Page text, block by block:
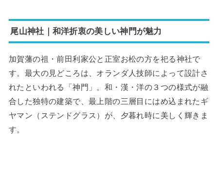
尾山神社｜和洋折衷の美しい神門が魅力
加賀藩の祖・前田利家公と正室お松の方を祀る神社で
す。最大の見どころは、オランダ人技師によって設計さ
れたといわれる「神門」。和・漢・洋の３つの様式が融
合した独特の建築で、最上階の三層目にはめ込まれたギ
ヤマン（ステンドグラス）が、夕暮れ時に美しく輝きま
す。